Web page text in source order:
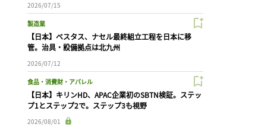
2026/07/15
製造業
【日本】ベスタス、ナセル最終組立工程を日本に移
管。治具・設備拠点は北九州
2026/07/12
食品・消費財・アパレル
【日本】キリンHD、APAC企業初のSBTN検証。ステッ
プ1とステップ2で。ステップ3も視野
2026/08/01